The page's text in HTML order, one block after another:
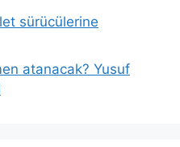
sürücülerine
atanacak? Yusuf